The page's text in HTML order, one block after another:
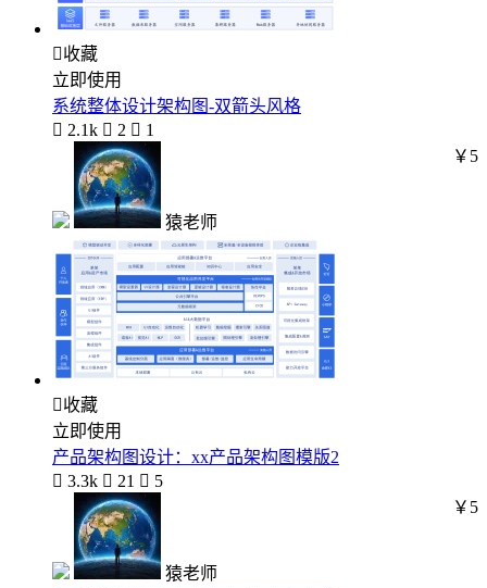
收藏
立即使用
系统整体设计架构图-双箭头风格
 2.1k  2  1
猿老师
￥5
收藏
立即使用
产品架构图设计：xx产品架构图模版2
 3.3k  21  5
猿老师
￥5